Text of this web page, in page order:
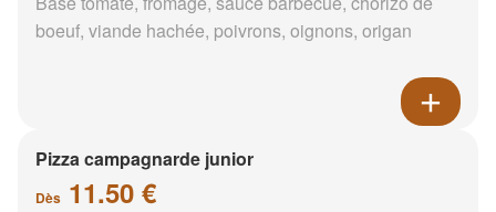
boeuf, viande hachée, poivrons, oignons, origan
Pizza campagnarde junior
Dès 11.50 €